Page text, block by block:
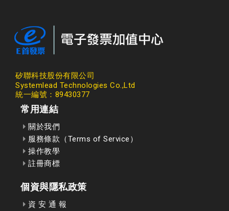
矽聯科技股份有限公司
Systemlead Technologies Co.,Ltd
統一編號：89430377
常用連結
關於我們
服務條款（Terms of Service）
操作教學
註冊商標
個資與隱私政策
資 安 通 報